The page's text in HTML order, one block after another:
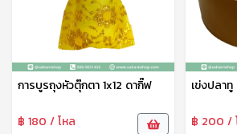
การบูรถุงหัวตุ๊กตา 1x12 ดากิ๊ฟ
฿ 180 / โหล
เข่งปลา
฿ 200 /